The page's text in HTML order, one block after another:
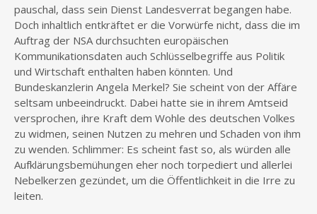
pauschal, dass sein Dienst Landesverrat begangen habe.
Doch inhaltlich entkräftet er die Vorwürfe nicht, dass die im
Auftrag der NSA durchsuchten europäischen
Kommunikationsdaten auch Schlüsselbegriffe aus Politik
und Wirtschaft enthalten haben könnten. Und
Bundeskanzlerin Angela Merkel? Sie scheint von der Affäre
seltsam unbeeindruckt. Dabei hatte sie in ihrem Amtseid
versprochen, ihre Kraft dem Wohle des deutschen Volkes
zu widmen, seinen Nutzen zu mehren und Schaden von ihm
zu wenden. Schlimmer: Es scheint fast so, als würden alle
Aufklärungsbemühungen eher noch torpediert und allerlei
Nebelkerzen gezündet, um die Öffentlichkeit in die Irre zu
leiten.